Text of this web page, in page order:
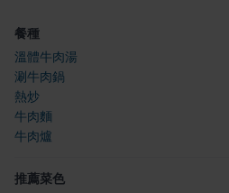
餐種
溫體牛肉湯
涮牛肉鍋
熱炒
牛肉麵
牛肉爐
推薦菜色